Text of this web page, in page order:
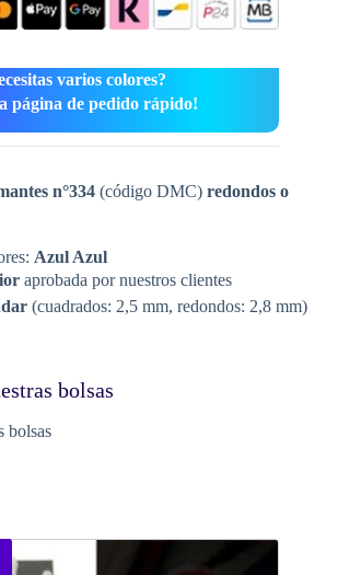
varios colores?
página de pedido rápido!
n°334(código DMC) redondos o
Azul Azul
aprobada por nuestros clientes
(cuadrados: 2,5 mm, redondos: 2,8 mm)
bolsas